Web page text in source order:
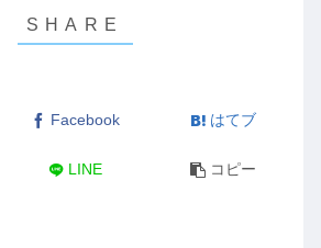
Facebook はてブ
LINE コピー